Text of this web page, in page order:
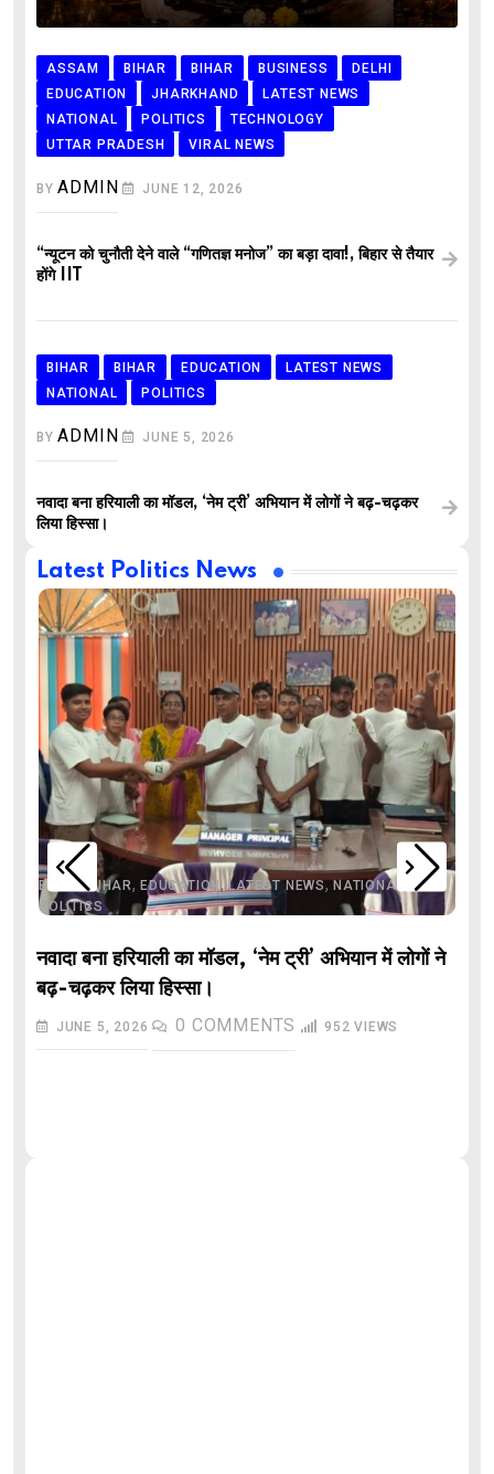
ASSAM BIHAR BIHAR BUSINESS
DELHI
EDUCATION
JHARKHAND
LATEST NEWS
NATIONAL
POLITICS
TECHNOLOGY
UTTAR PRADESH
VIRAL NEWS
BYADMIN JUNE 12, 2026
“न्यूटन को चुनौती देने वाले “गणितज्ञ मनोज” का बड़ा दावा!, बिहार से तैयार
होंगे IIT
BIHAR BIHAR EDUCATION
LATEST NEWS
NATIONAL
POLITICS
BYADMIN JUNE 5, 2026
नवादा बना हरियाली का मॉडल, ‘नेम ट्री’ अभियान में लोगों ने बढ़-चढ़कर
लिया हिस्सा।
Latest Politics News
BIHAR,BIHAR, EDUCATION,LATEST NEWS,NATIONAL
POLITICS
नवादा बना हरियाली का मॉडल, ‘नेम ट्री’ अभियान में लोगों ने
बढ़-चढ़कर लिया हिस्सा।
JUNE 5, 2026 0 COMMENTS 952 VIEWS